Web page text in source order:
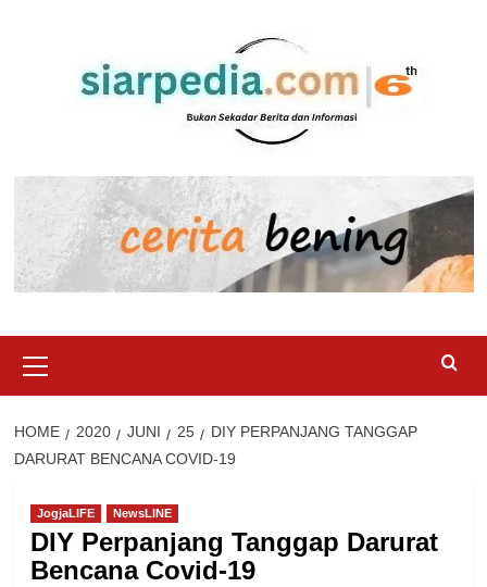
Menu
HOME 2020 JUNI 25
DIY PERPANJANG TANGGAP
DARURAT BENCANA COVID-19
JogjaLIFE NewsLINE
DIY Perpanjang Tanggap Darurat
Bencana Covid-19